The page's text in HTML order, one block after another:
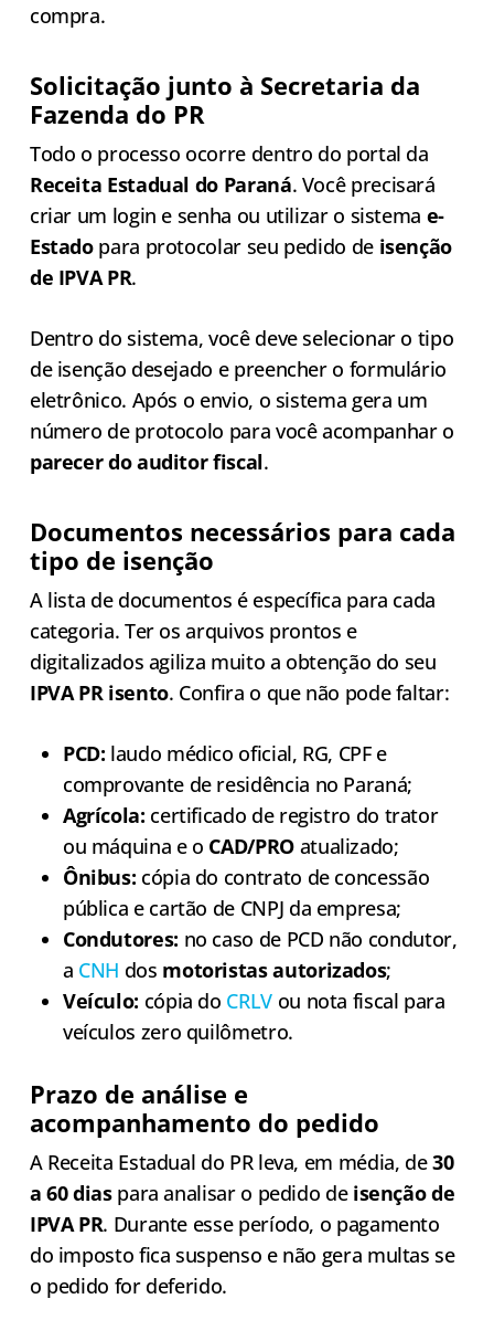
compra.
Solicitação junto à Secretaria da
Fazenda do PR
Todo o processo ocorre dentro do portal da
Receita Estadual do Paraná. Você precisará
criar um login e senha ou utilizar o sistema e-
Estadopara protocolar seu pedido de isenção
de IPVA PR.
Dentro do sistema, você deve selecionar o tipo
de isenção desejado e preencher o formulário
eletrônico. Após o envio, o sistema gera um
número de protocolo para você acompanhar o
parecer do auditor fiscal.
Documentos necessários para cada
tipo de isenção
A lista de documentos é específica para cada
categoria. Ter os arquivos prontos e
digitalizados agiliza muito a obtenção do seu
IPVA PR isento. Confira o que não pode faltar:
PCD: laudo médico oficial, RG, CPF e
comprovante de residência no Paraná;
Agrícola: certificado de registro do trator
ou máquina e o CAD/PROatualizado;
Ônibus: cópia do contrato de concessão
pública e cartão de CNPJ da empresa;
Condutores: no caso de PCD não condutor,
a CNH dos motoristas autorizados;
Veículo: cópia do CRLVou nota fiscal para
veículos zero quilômetro.
Prazo de análise e
acompanhamento do pedido
A Receita Estadual do PR leva, em média, de30
a 60 diaspara analisar o pedido de isenção de
IPVA PR. Durante esse período, o pagamento
do imposto fica suspenso e não gera multas se
o pedido for deferido.